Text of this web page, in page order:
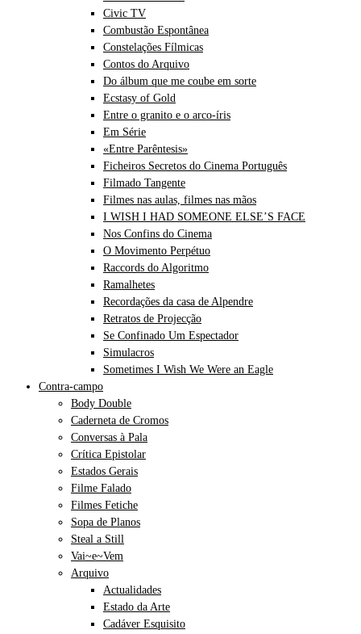
Civic TV
Combustão Espontânea
Constelações Fílmicas
Contos do Arquivo
Do álbum que me coube em sorte
Ecstasy of Gold
Entre o granito e o arco-íris
Em Série
«Entre Parêntesis»
Ficheiros Secretos do Cinema Português
Filmado Tangente
Filmes nas aulas, filmes nas mãos
I WISH I HAD SOMEONE ELSE’S FACE
Nos Confins do Cinema
O Movimento Perpétuo
Raccords do Algoritmo
Ramalhetes
Recordações da casa de Alpendre
Retratos de Projecção
Se Confinado Um Espectador
Simulacros
Sometimes I Wish We Were an Eagle
Contra-campo
Body Double
Caderneta de Cromos
Conversas à Pala
Crítica Epistolar
Estados Gerais
Filme Falado
Filmes Fetiche
Sopa de Planos
Steal a Still
Vai~e~Vem
Arquivo
Actualidades
Estado da Arte
Cadáver Esquisito